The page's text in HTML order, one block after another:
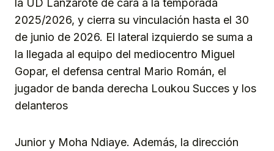
la UD Lanzarote de cara a la temporada
2025/2026, y cierra su vinculación hasta el 30
de junio de 2026. El lateral izquierdo se suma a
la llegada al equipo del mediocentro Miguel
Gopar, el defensa central Mario Román, el
jugador de banda derecha Loukou Succes y los
delanteros
Junior y Moha Ndiaye. Además, la dirección